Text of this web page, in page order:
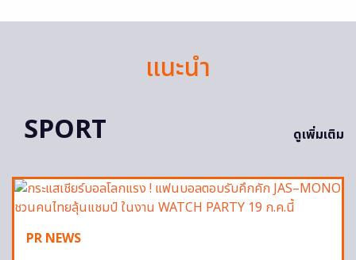
แนะนำ
SPORT
ดูเพิ่มเติม
PR NEWS